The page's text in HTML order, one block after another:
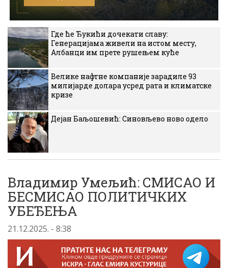
Где ће Ђукићи дочекати славу:
Генерацијама живели на истом месту,
Албанци им прете рушењем куће
Велике нафтне компаније зарадиле 93
милијарде долара усред рата и климатске
кризе
Дејан Баљошевић: Синовљево ново одело
Владимир Умељић: СМИСАО И
БЕСМИСАО ПОЛИТИЧКИХ
УБЕЂЕЊА
21.12.2025. - 8:38